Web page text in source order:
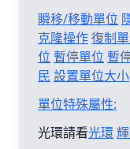
瞬移/移動單位
克隆操作復制
位 暫停單位 暫
民 設置單位大小
單位特殊屬性:
光環請看光環